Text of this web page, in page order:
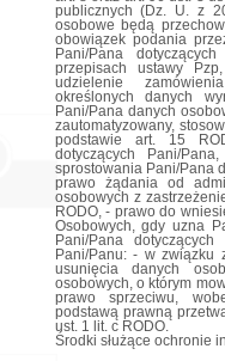
publicznych (Dz. U. z
osobowe będą
obowiązek podania
Pani/Pana
przepisach ustawy
udzielenie
określonych danych
Pani/Pana danych
zautomatyzowany,
podstawie art. 15
dotyczących Pani/
sprostowania Pani/Pana
prawo żądania od
osobowych z
RODO, - prawo do
Osobowych, gdy uzna
Pani/Pana
Pani/Panu: - w
usunięcia danych
osobowych, o którym
prawo sprzeciwu,
podstawą prawną
ust. 1 lit. c RODO.
Środki służące ochronie